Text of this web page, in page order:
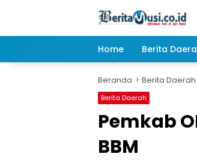
Home Berita
Beranda Berita Daerah
Berita Daerah
Pemkab
BBM